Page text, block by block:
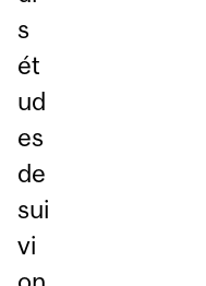
s
ét
ud
es
de
sui
vi